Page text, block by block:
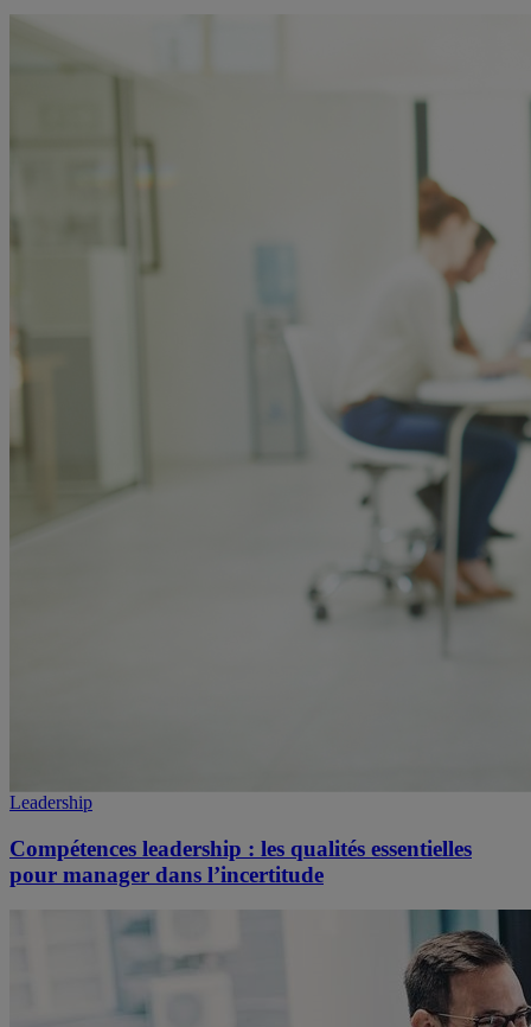
Leadership
Compétences leadership : les qualités essentielles
pour manager dans l’incertitude